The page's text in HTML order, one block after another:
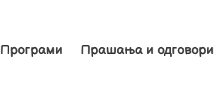
Програми Прашања и одговори